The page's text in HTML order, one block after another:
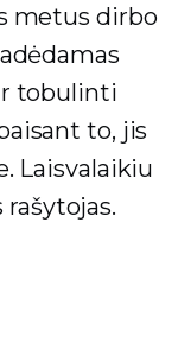
metus dirbo
tobulinti
to, jis
Laisvalaikiu